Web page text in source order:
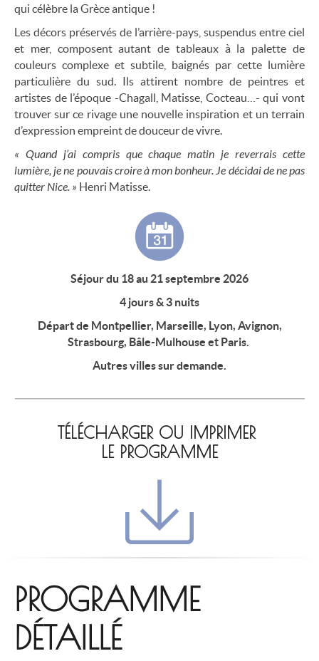
qui célèbre la Grèce antique !
Les décors préservés de l’arrière-pays, suspendus entre ciel
et mer, composent autant de tableaux à la palette de
couleurs complexe et subtile, baignés par cette lumière
particulière du sud. Ils attirent nombre de peintres et
artistes de l’époque -Chagall, Matisse, Cocteau…- qui vont
trouver sur ce rivage une nouvelle inspiration et un terrain
d’expression empreint de douceur de vivre.
« Quand j’ai compris que chaque matin je reverrais cette
lumière, je ne pouvais croire à mon bonheur. Je décidai de ne pas
quitter Nice. » Henri Matisse.
Séjour du 18 au 21 septembre 2026
4 jours & 3 nuits
Départ de Montpellier, Marseille, Lyon, Avignon,
Strasbourg, Bâle-Mulhouse et Paris.
Autres villes sur demande.
TÉLÉCHARGER OU IMPRIMER
LE PROGRAMME
PROGRAMME
DÉTAILLÉ